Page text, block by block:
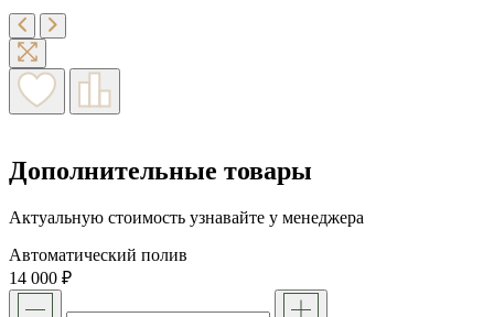
Дополнительные товары
Актуальную стоимость узнавайте у менеджера
Автоматический полив
14 000 ₽